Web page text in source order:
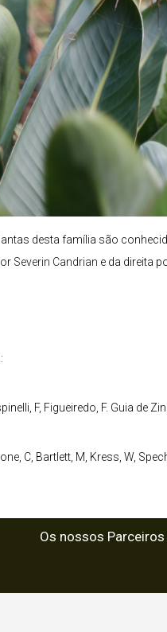
desta família são
Severin Candrian e da direita
F, Figueiredo, F. Guia de
C, Bartlett, M, Kress, W,
Os nossos Parceiros